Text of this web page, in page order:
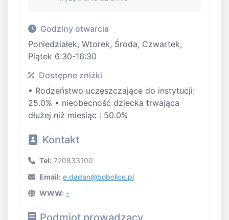
Godziny otwarcia
Poniedziałek, Wtorek, Środa, Czwartek,
Piątek 6:30-16:30
Dostępne zniżki
• Rodzeństwo uczęszczające do instytucji:
25.0% • nieobecność dziecka trwająca
dłużej niż miesiąc : 50.0%
Kontakt
Tel: 720833100
Email: e.dadan@bobolice.pl
WWW: -
Podmiot prowadzący